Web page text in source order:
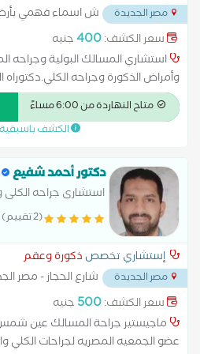
مصر الجديدة ش اسماء فهمي
سعر الكشف:400جنيه
استشاري المسالك البولية وجراحه
وأمراض الذكورة وجراحه الكلي.دكتوراه
وأمراض الذكورة والعقم 20عاما من الخبره
متاح النهاردة من 6:00 مساءً
الكشف
دكتور أحمد شفيع
استشارى جراحه الكلى
والعقم.
(2 تقييم)
إستشاري تخصص ذكورة وعقم
مصر الجديدة شارع الحجاز - مصر
سعر الكشف:500 جنيه
ماجيستير جراحة المسالك عين شمس
عضو الجمعيه المصريه لجراحات الكلي